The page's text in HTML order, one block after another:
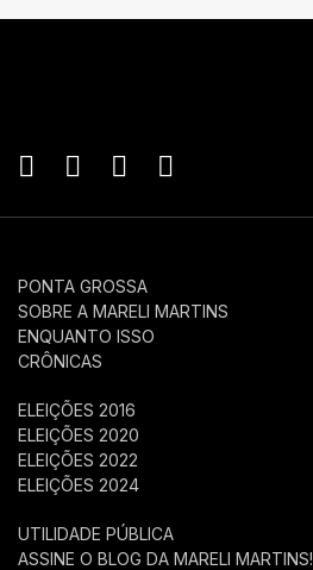
PONTA GROSSA
SOBRE A MARELI MARTINS
ENQUANTO ISSO
CRÔNICAS
ELEIÇÕES 2016
ELEIÇÕES 2020
ELEIÇÕES 2022
ELEIÇÕES 2024
UTILIDADE PÚBLICA
ASSINE O BLOG DA MARELI MARTINS!